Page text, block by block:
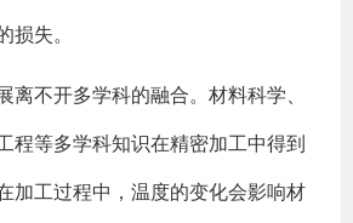
失。
离不开多学科的融合。材料科学、
程等多学科知识在精密加工中得到
加工过程中，温度的变化会影响材